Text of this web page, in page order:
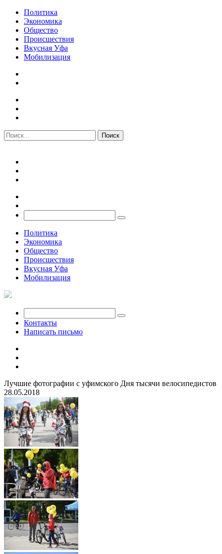
Политика
Экономика
Общество
Происшествия
Вкусная Уфа
Мобилизация
Политика
Экономика
Общество
Происшествия
Вкусная Уфа
Мобилизация
Контакты
Написать письмо
Лучшие фотографии с уфимского Дня тысячи велосипедистов
28.05.2018